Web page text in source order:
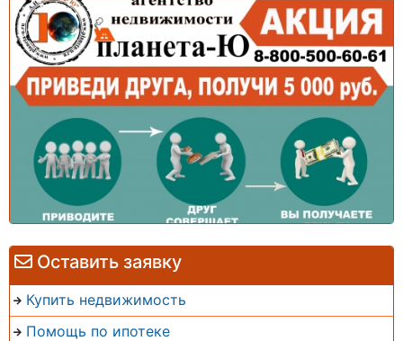
Оставить заявку
Купить недвижимость
Помощь по ипотеке